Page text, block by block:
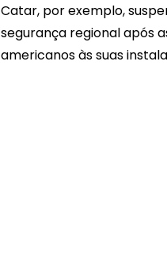
Catar, por exemplo,
segurança regional após
americanos às suas